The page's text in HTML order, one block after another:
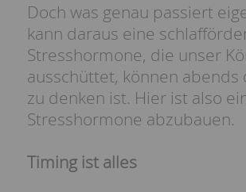
Doch was genau passiert
kann daraus eine
Stresshormone, die unser
ausschüttet, können abends
zu denken ist. Hier ist also
Stresshormone abzubauen.
Timing ist alles